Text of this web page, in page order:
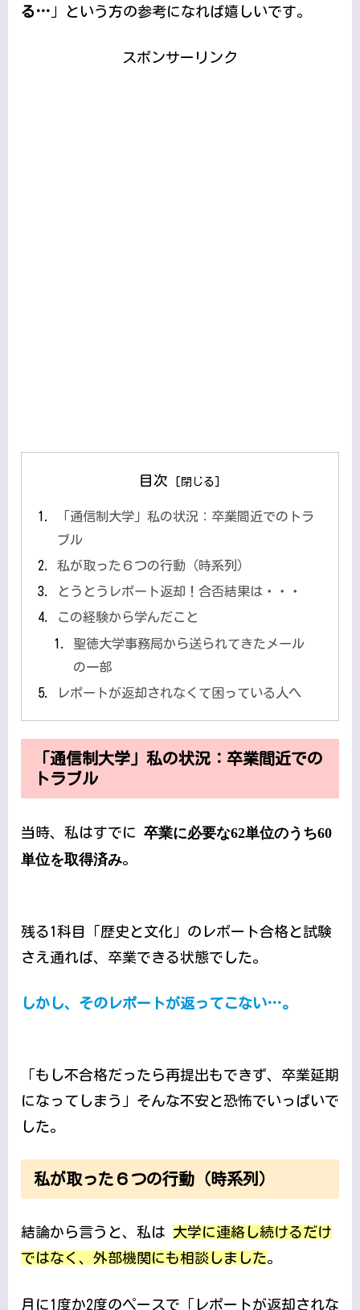
る… 」という方の参考になれば嬉しいです。
スポンサーリンク
目次
「通信制大学」私の状況：卒業間近でのトラ
ブル
私が取った６つの行動（時系列）
とうとうレポート返却！合否結果は・・・
この経験から学んだこと
聖徳大学事務局から送られてきたメール
の一部
レポートが返却されなくて困っている人へ
「通信制大学」私の状況：卒業間近での
トラブル
当時、私はすでに 卒業に必要な62単位のうち60
単位を取得済み。
残る1科目「歴史と文化」のレポート合格と試験
さえ通れば、卒業できる状態でした。
しかし、そのレポートが返ってこない…。
「もし不合格だったら再提出もできず、卒業延期
になってしまう」そんな不安と恐怖でいっぱいで
した。
私が取った６つの行動（時系列）
結論から言うと、私は 大学に連絡し続けるだけ
ではなく、外部機関にも相談しました。
月に1度か2度のペースで「レポートが返却されな